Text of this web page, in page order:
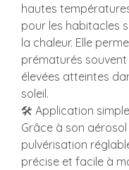
hautes
pour les habitacles
la chaleur. Elle
prématurés
élevées atteintes
soleil.
🛠️ Application
Grâce à son
pulvérisation
précise et facile à